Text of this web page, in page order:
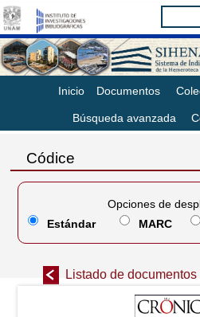
Inicio Documentos
Búsqueda avanzada
Códice
Listado de documentos
Opciones de
Estándar
MARC